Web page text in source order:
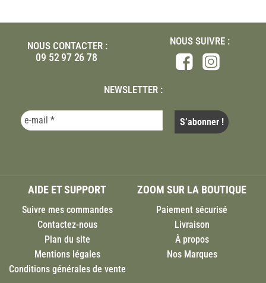
NOUS CONTACTER :
09 52 97 26 78
NOUS SUIVRE :
NEWSLETTER :
AIDE ET SUPPORT
Suivre mes commandes
Contactez-nous
Plan du site
Mentions légales
Conditions générales de vente
ZOOM SUR LA BOUTIQUE
Paiement sécurisé
Livraison
À propos
Nos Marques